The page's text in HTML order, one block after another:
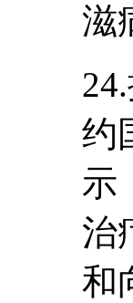
滋
约
示
治
和